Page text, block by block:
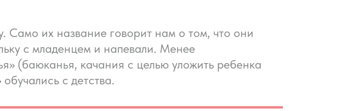
Само их название говорит нам о том, что они
с младенцем и напевали. Менее
(баюканья, качания с целью уложить ребенка
с детства.